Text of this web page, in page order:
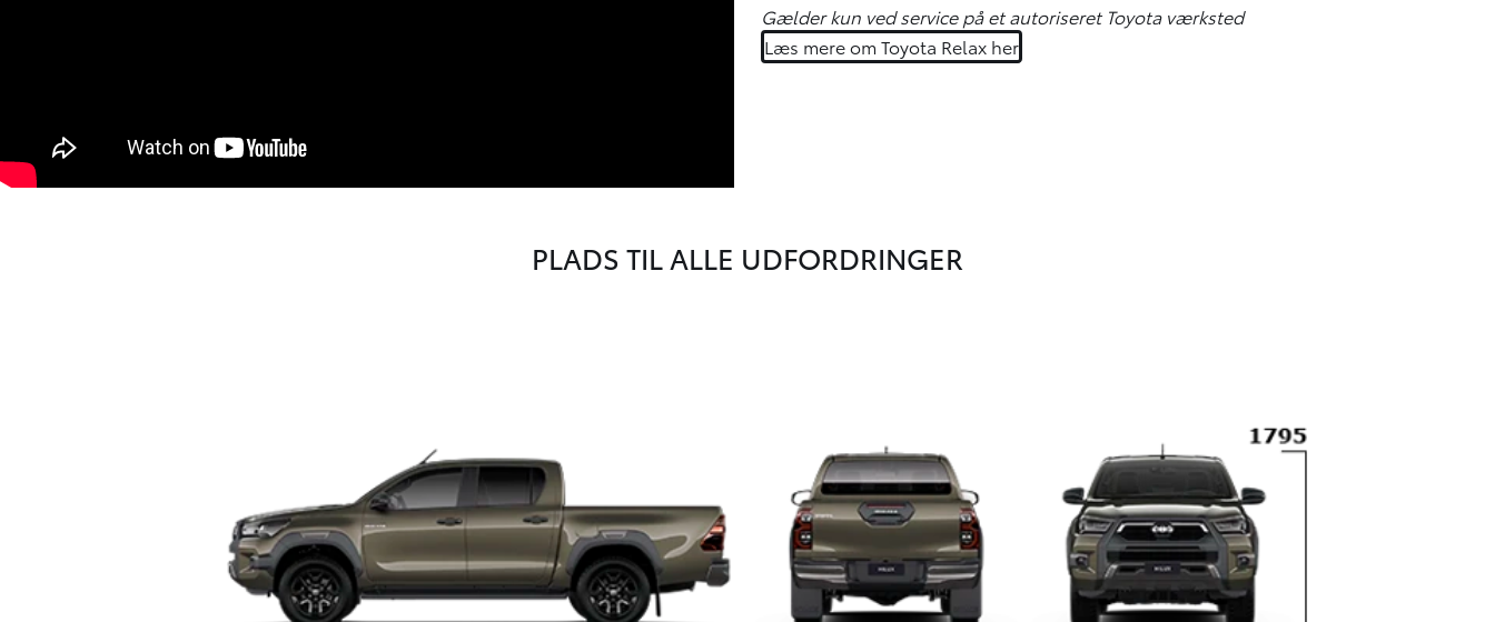
Gælder kun ved service på et autoriseret Toyota værksted
Læs mere om Toyota Relax her
PLADS TIL ALLE UDFORDRINGER